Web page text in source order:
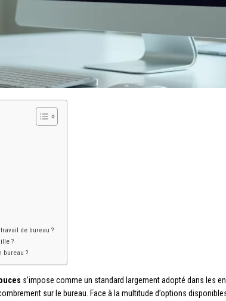
de bureau ?
?
bureau ?
s’impose comme un standard largement adopté dans les
sur le bureau. Face à la multitude d’options